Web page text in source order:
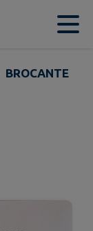
BROCANTE